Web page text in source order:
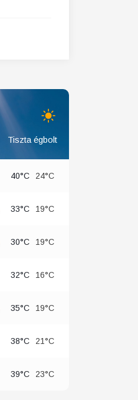
Tiszta égbolt
40°C 24°C
33°C 19°C
30°C 19°C
32°C 16°C
35°C 19°C
38°C 21°C
39°C 23°C